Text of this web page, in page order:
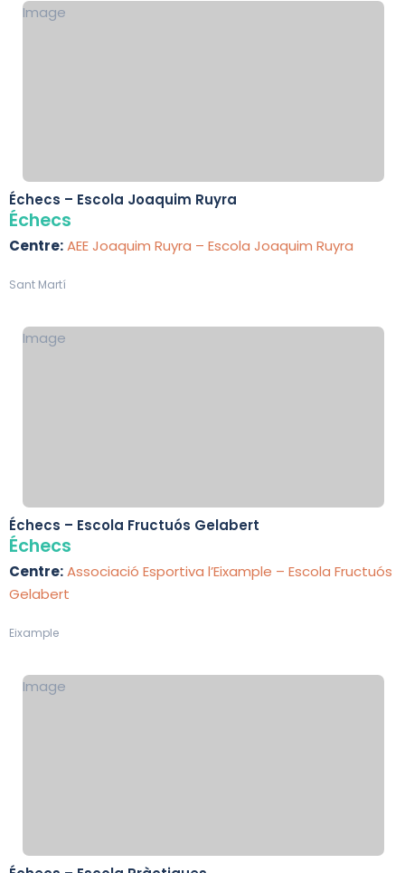
Image
Échecs – Escola Joaquim Ruyra
Échecs
Centre:AEE Joaquim Ruyra – Escola Joaquim Ruyra
Sant Martí
Image
Échecs – Escola Fructuós Gelabert
Échecs
Centre:Associació Esportiva l’Eixample – Escola Fructuós
Gelabert
Eixample
Image